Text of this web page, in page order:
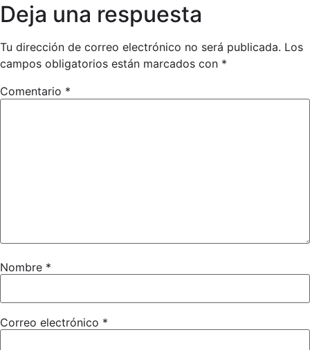
Deja una respuesta
Tu dirección de correo electrónico no será publicada. Los
campos obligatorios están marcados con *
Comentario *
Nombre *
Correo electrónico *